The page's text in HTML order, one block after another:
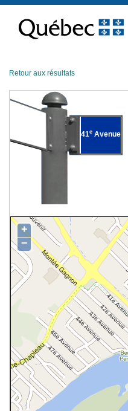
contenu
Retour aux résultats
41e Avenue
+
−